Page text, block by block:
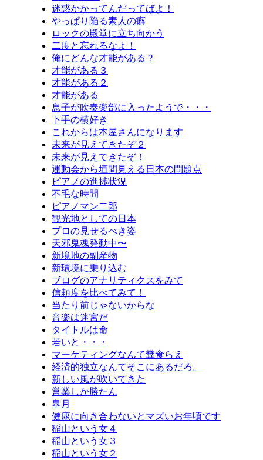
迷惑かかってんだってばよ！
やっぱり陥る素人の癖
ロックの殿堂に立ち向かう
二度と忘れるなよ！
俺にどんな才能がある？
才能がある３
才能がある２
才能がある
息子が吹奏楽部に入ったようで・・・
下手の横好き
これからは本屋さんになります
未来が見えてきたぞ２
未来が見えてきたぞ！
運動会から垣間見える日本の問題点
ピアノの進捗状況
不毛な時間
ピアノマン二郎
観光地としての日本
プロの見せるべき姿
天邪鬼魂発動中〜
新境地の副産物
新環境に乗り込む
ブログのアナリティクスをみて
信頼度を比べてみて！
当たり前じゃないからな
音楽は迷宮だ
タイトルは命
若いと・・・
マーケティングなんて糞食らえ
経済的独立なんてそこにあるだろ。
新しい風が吹いてきた
営業しか勝たん
皐月
健康に向き合わないとマズいお年頃です
稲山という女４
稲山という女３
稲山という女２